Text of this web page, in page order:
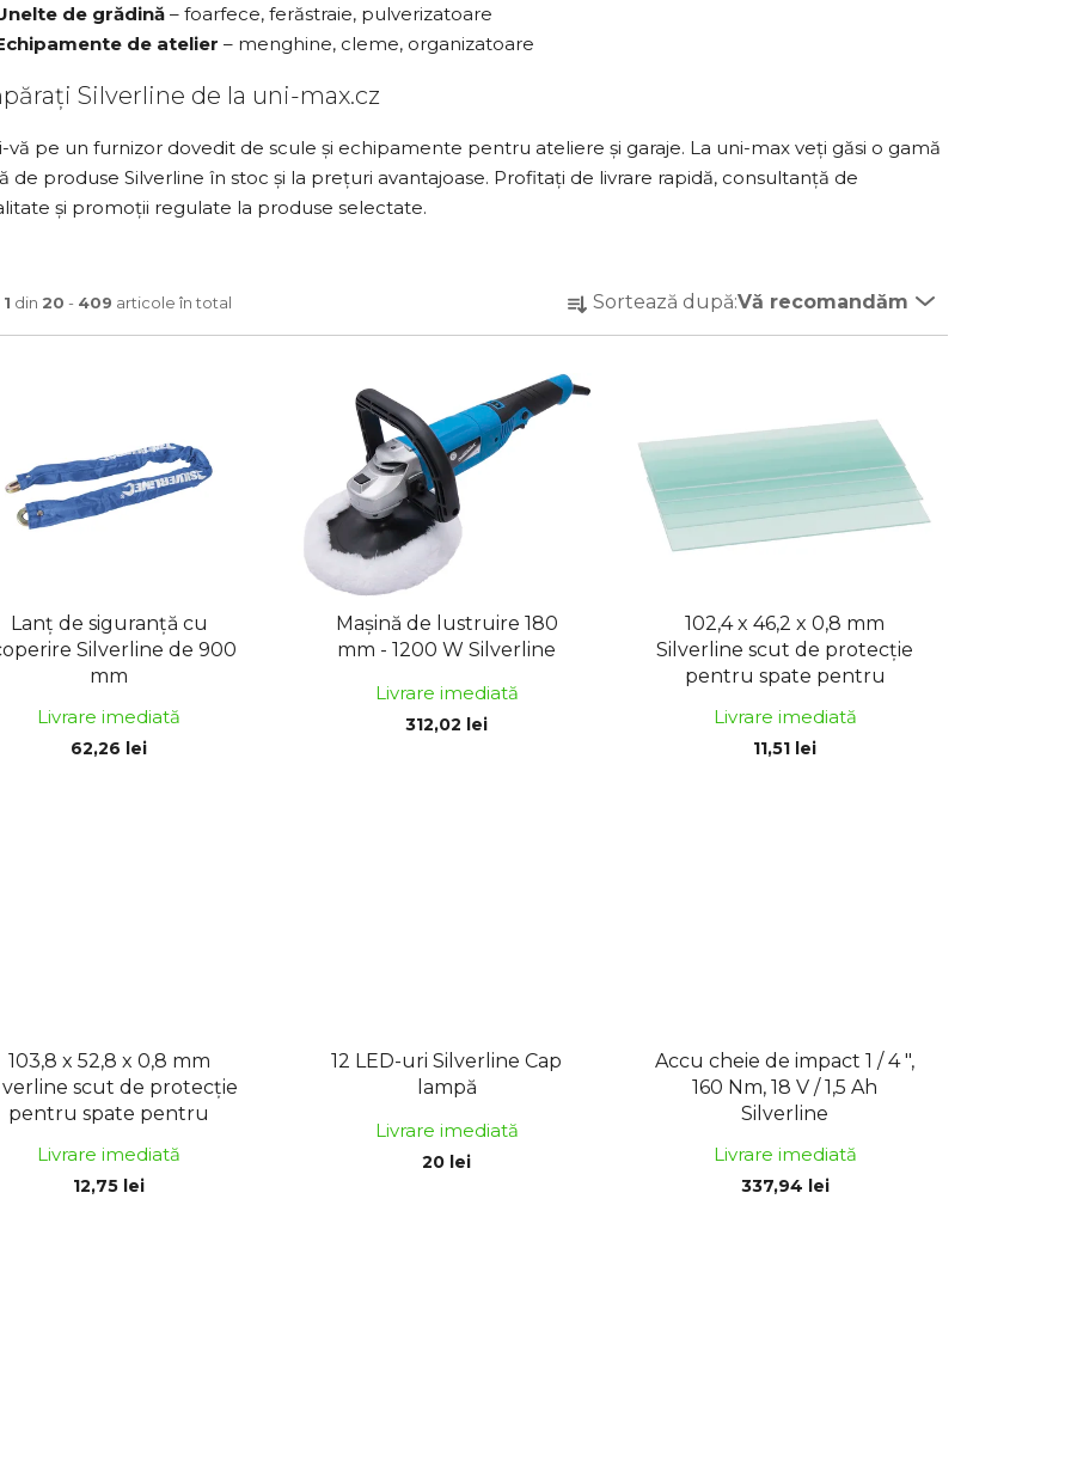
de grădină – foarfece, ferăstraie, pulverizatoare
de atelier – menghine, cleme, organizatoare
Silverline de la uni-max.cz
vă pe un furnizor dovedit de scule și echipamente pentru ateliere și garaje. La uni-max veți găsi o gamă
de produse Silverline în stoc și la prețuri avantajoase. Profitați de livrare rapidă, consultanță de
și promoții regulate la produse selectate.
1 din 20 - 409 articole în total
e
l
e
c
Sortează după:Vă recomandăm
Lanț de siguranță cu
Silverline de 900
mm
Livrare imediată
62,26 lei
Maşină de lustruire 180
mm - 1200 W Silverline
Livrare imediată
312,02 lei
102,4 x 46,2 x 0,8 mm
Silverline scut de protecție
pentru spate pentru
Livrare imediată
11,51 lei
103,8 x 52,8 x 0,8 mm
scut de protecție
pentru spate pentru
Livrare imediată
12,75 lei
12 LED-uri Silverline Cap
lampă
Livrare imediată
20 lei
Accu cheie de impact 1 / 4 ",
160 Nm, 18 V / 1,5 Ah
Silverline
Livrare imediată
337,94 lei